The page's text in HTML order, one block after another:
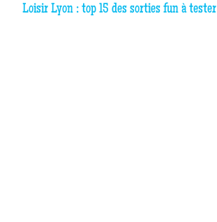
Loisir Lyon : top 15 des sorties fun à tester